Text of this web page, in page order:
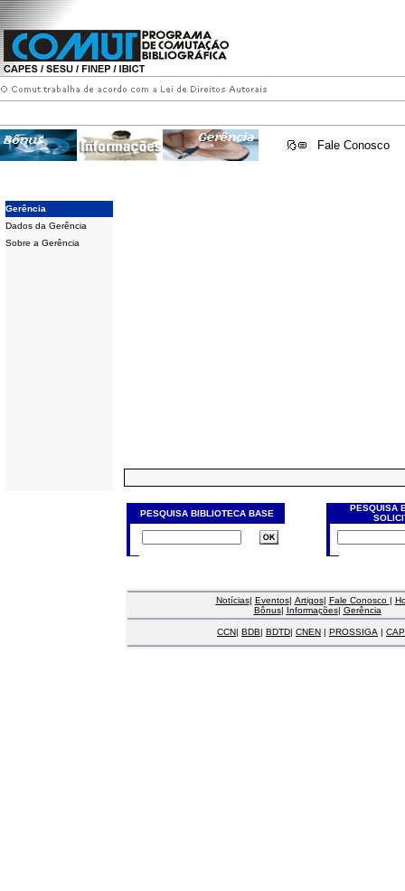
Fale Conosco
Gerência
Dados da Gerência
Sobre a Gerência
PESQUISA BIBLIOTECA BASE
PESQUISA
Notícias| Eventos| Artigos| Fale Conosco |
Bônus| Informações| Gerência
CCN| BDB| BDTD| CNEN | PROSSIGA |